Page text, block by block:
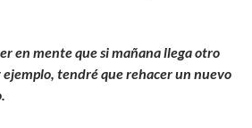
en mente que si mañana llega otro
ejemplo, tendré que rehacer un nuevo